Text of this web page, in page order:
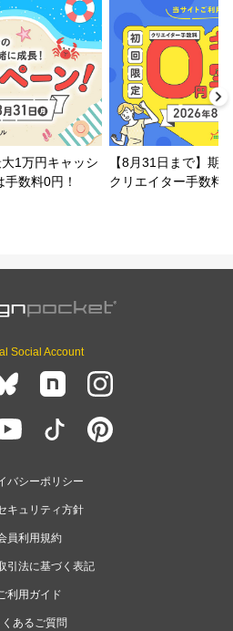
1万円キャッシ
数料0円！
【8月31日まで】期
クリエイター手数料
Social Account
バシーポリシー
キュリティ方針
員利用規約
引法に基づく表記
ご利用ガイド
くあるご質問